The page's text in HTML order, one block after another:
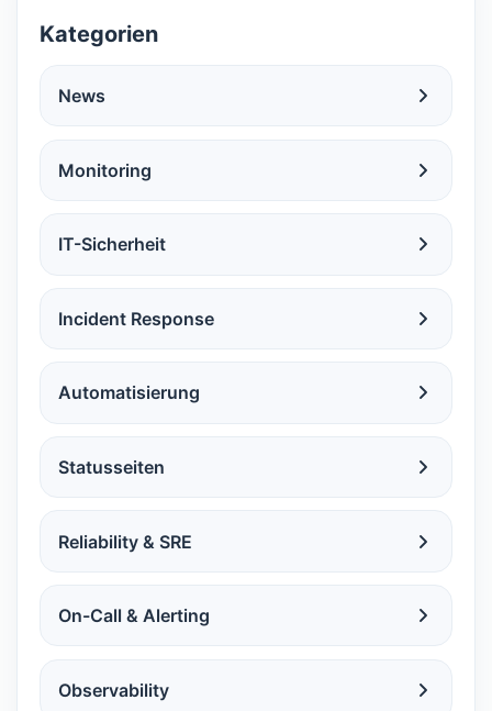
Kategorien
News
Monitoring
IT-Sicherheit
Incident Response
Automatisierung
Statusseiten
Reliability & SRE
On-Call & Alerting
Observability